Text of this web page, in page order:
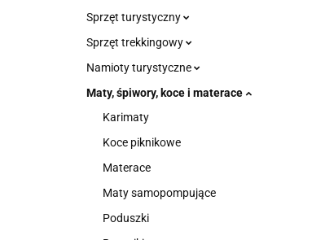
Sprzęt turystyczny
Sprzęt trekkingowy
Namioty turystyczne
Maty, śpiwory, koce i materace
Karimaty
Koce piknikowe
Materace
Maty samopompujące
Poduszki